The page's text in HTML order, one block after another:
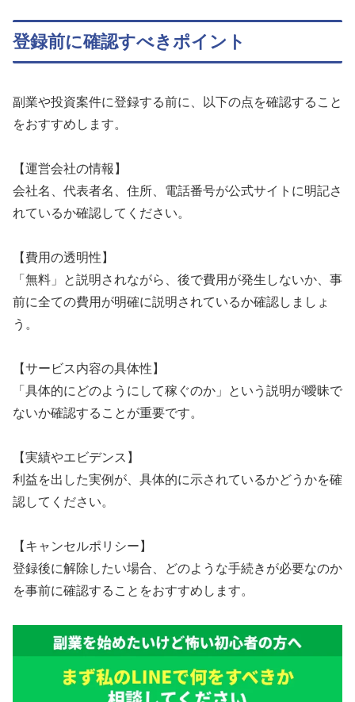
登録前に確認すべきポイント
副業や投資案件に登録する前に、以下の点を確認すること
をおすすめします。
【運営会社の情報】
会社名、代表者名、住所、電話番号が公式サイトに明記さ
れているか確認してください。
【費用の透明性】
「無料」と説明されながら、後で費用が発生しないか、事
前に全ての費用が明確に説明されているか確認しましょ
う。
【サービス内容の具体性】
「具体的にどのようにして稼ぐのか」という説明が曖昧で
ないか確認することが重要です。
【実績やエビデンス】
利益を出した実例が、具体的に示されているかどうかを確
認してください。
【キャンセルポリシー】
登録後に解除したい場合、どのような手続きが必要なのか
を事前に確認することをおすすめします。